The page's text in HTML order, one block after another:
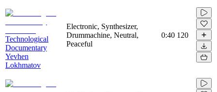
Technological
Documentary
Yevhen
Lokhmatov
Electronic, Synthesizer,
Drummachine, Neutral,
Peaceful
0:40 120